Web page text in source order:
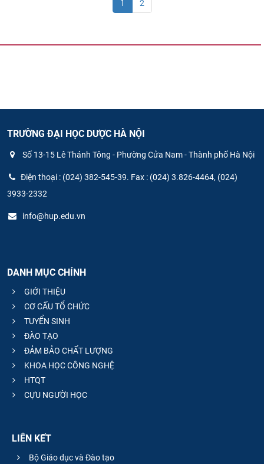
1 2
TRƯỜNG ĐẠI HỌC DƯỢC HÀ NỘI
Số 13-15 Lê Thánh Tông - Phường Cửa Nam - Thành phố Hà Nội
Điện thoại : (024) 382-545-39. Fax : (024) 3.826-4464, (024)
3933-2332
info@hup.edu.vn
DANH MỤC CHÍNH
GIỚI THIỆU
CƠ CẤU TỔ CHỨC
TUYỂN SINH
ĐÀO TẠO
ĐẢM BẢO CHẤT LƯỢNG
KHOA HỌC CÔNG NGHỆ
HTQT
CỰU NGƯỜI HỌC
LIÊN KẾT
Bộ Giáo dục và Đào tạo